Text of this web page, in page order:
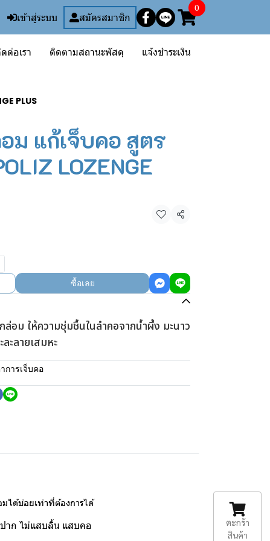
เข้าสู่ระบบ สมัครสมาชิก
0
ต่อเรา ติดตามสถานะพัสดุ แจ้งชำระเงิน
PLUS
ม แก้เจ็บคอ สูตร
LOZENGE
แชร์
ซื้อเลย
อม ให้ความชุ่มชื้นในลำคอจากน้ำผึ้ง มะนาว
ะลายเสมหะ
การเจ็บคอ
ได้บ่อยเท่าที่ต้องการได้
ปาก ไม่แสบลิ้น แสบคอ
ตะกร้า
สินค้า